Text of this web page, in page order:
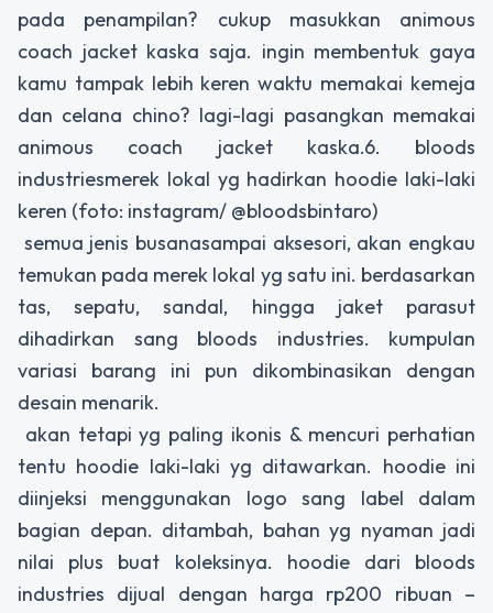
pada penampilan? cukup masukkan animous
coach jacket kaska saja. ingin membentuk gaya
kamu tampak lebih keren waktu memakai kemeja
dan celana chino? lagi-lagi pasangkan memakai
animous coach jacket kaska.6. bloods
industriesmerek lokal yg hadirkan hoodie laki-laki
keren (foto: instagram/ @bloodsbintaro)
semua jenis busanasampai aksesori, akan engkau
temukan pada merek lokal yg satu ini. berdasarkan
tas, sepatu, sandal, hingga jaket parasut
dihadirkan sang bloods industries. kumpulan
variasi barang ini pun dikombinasikan dengan
desain menarik.
akan tetapi yg paling ikonis & mencuri perhatian
tentu hoodie laki-laki yg ditawarkan. hoodie ini
diinjeksi menggunakan logo sang label dalam
bagian depan. ditambah, bahan yg nyaman jadi
nilai plus buat koleksinya. hoodie dari bloods
industries dijual dengan harga rp200 ribuan –